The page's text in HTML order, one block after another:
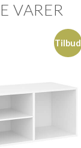
VARER
Tilbud